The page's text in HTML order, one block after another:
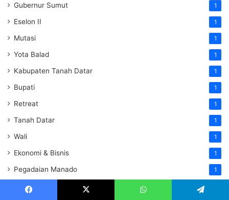
Gubernur Sumut 1
Eselon II 1
Mutasi 1
Yota Balad 1
Kabupaten Tanah Datar 1
Bupati 1
Retreat 1
Tanah Datar 1
Wali 1
Ekonomi & Bisnis 1
Pegadaian Manado 1
Kota Pariaman